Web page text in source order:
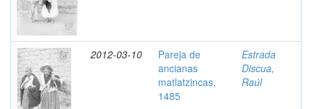
2012-03-10
Pareja de
ancianas
matlatzincas,
1485
Estrada
Discua,
Raúl